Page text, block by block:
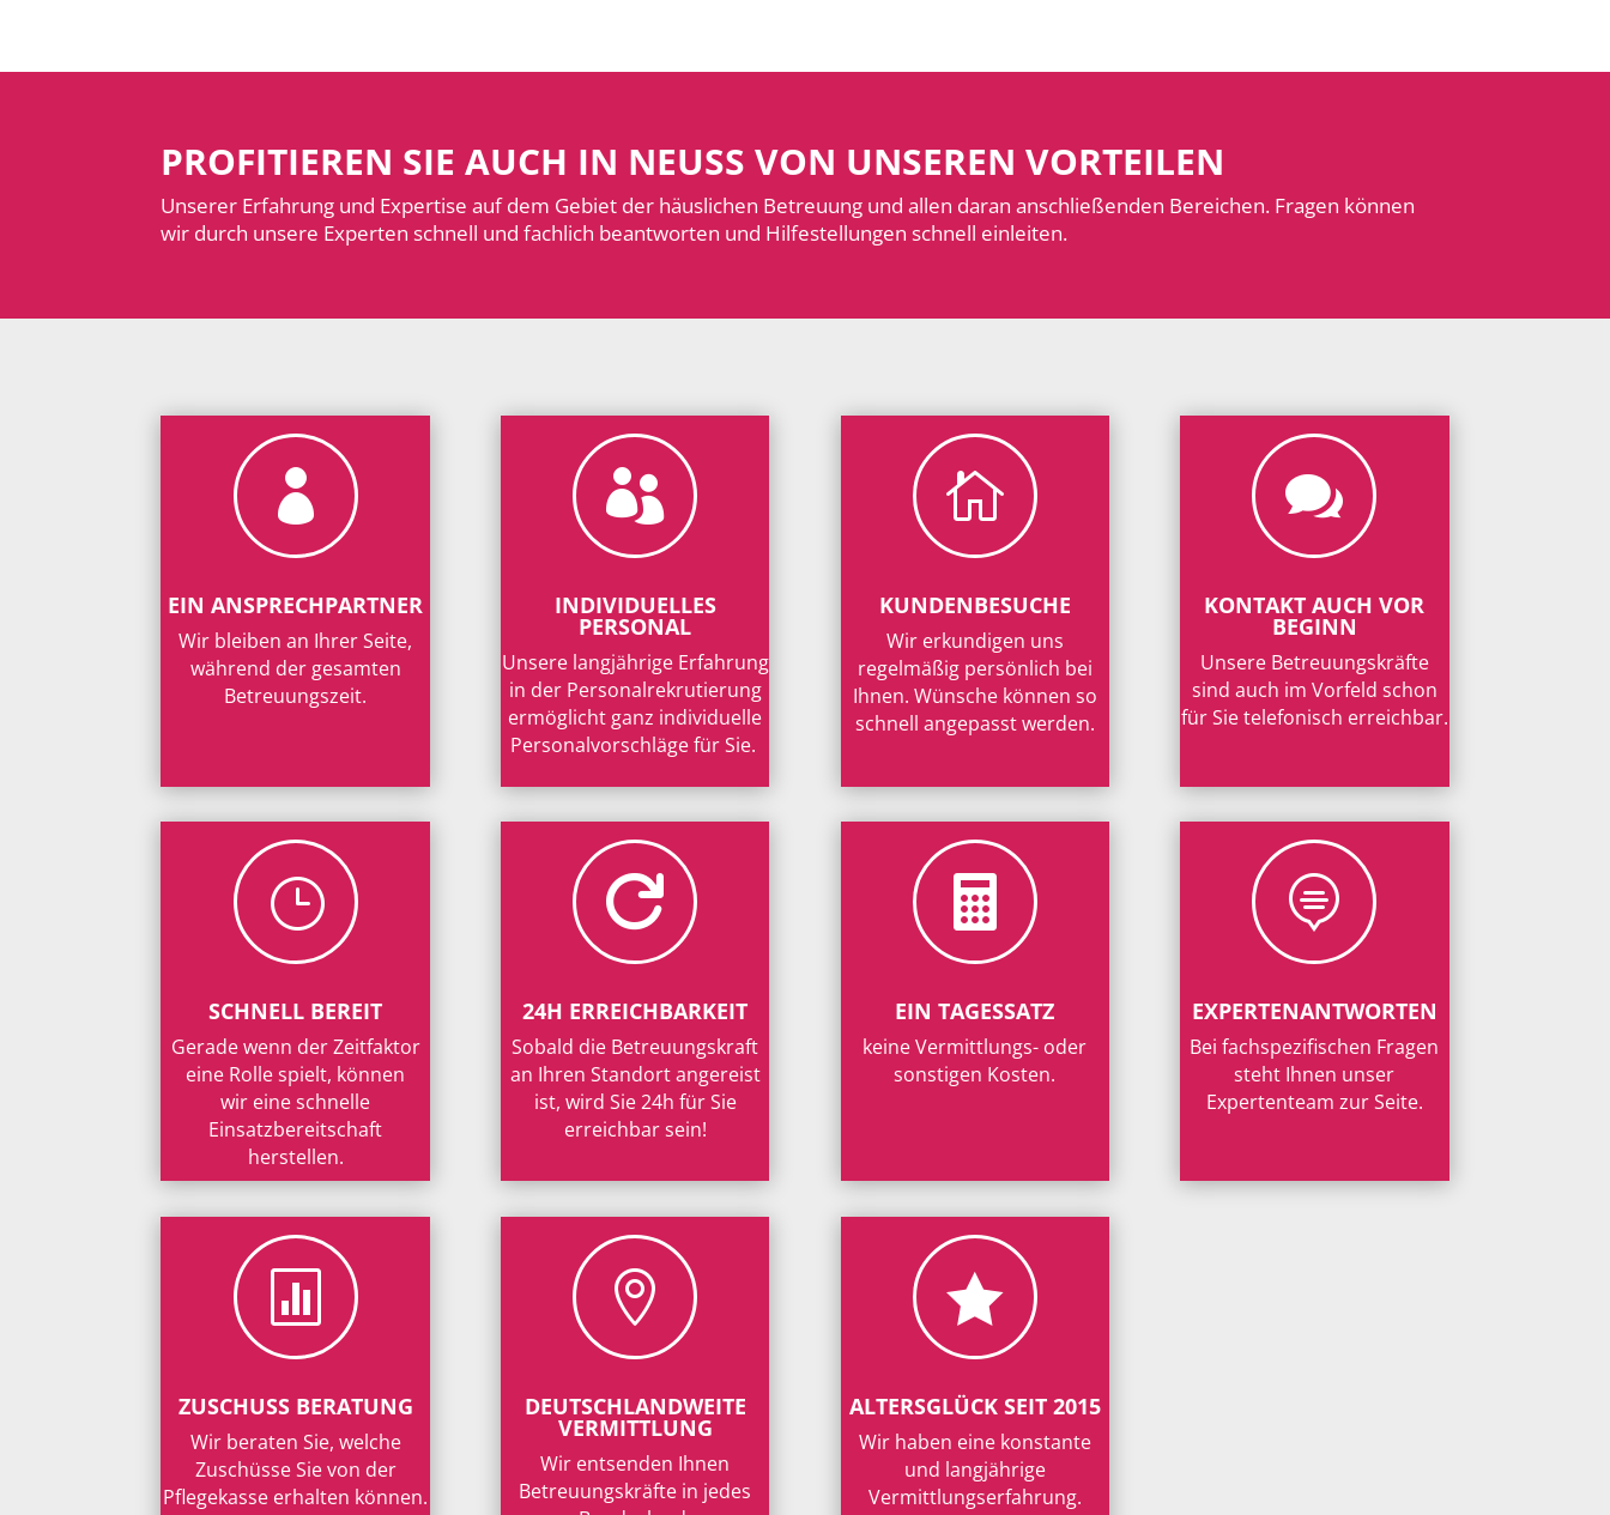
PROFITIEREN SIE AUCH IN NEUSS VON UNSEREN VORTEILEN
Unserer Erfahrung und Expertise auf dem Gebiet der häuslichen Betreuung und allen daran anschließenden Bereichen. Fragen können
wir durch unsere Experten schnell und fachlich beantworten und Hilfestellungen schnell einleiten.

EIN ANSPRECHPARTNER
Wir bleiben an Ihrer Seite,
während der gesamten
Betreuungszeit.
}
SCHNELL BEREIT
Gerade wenn der Zeitfaktor
eine Rolle spielt, können
wir eine schnelle
Einsatzbereitschaft
herstellen.

ZUSCHUSS BERATUNG
Wir beraten Sie, welche
Zuschüsse Sie von der
Pflegekasse erhalten können.

INDIVIDUELLES
PERSONAL
Unsere langjährige Erfahrung
in der Personalrekrutierung
ermöglicht ganz individuelle
Personalvorschläge für Sie.

24H ERREICHBARKEIT
Sobald die Betreuungskraft
an Ihren Standort angereist
ist, wird Sie 24h für Sie
erreichbar sein!

DEUTSCHLANDWEITE
VERMITTLUNG
Wir entsenden Ihnen
Betreuungskräfte in jedes

KUNDENBESUCHE
Wir erkundigen uns
regelmäßig persönlich bei
Ihnen. Wünsche können so
schnell angepasst werden.

EIN TAGESSATZ
keine Vermittlungs- oder
sonstigen Kosten.

ALTERSGLÜCK SEIT 2015
Wir haben eine konstante
und langjährige
Vermittlungserfahrung.

KONTAKT AUCH VOR
BEGINN
Unsere Betreuungskräfte
sind auch im Vorfeld schon
für Sie telefonisch erreichbar.

EXPERTENANTWORTEN
Bei fachspezifischen Fragen
steht Ihnen unser
Expertenteam zur Seite.